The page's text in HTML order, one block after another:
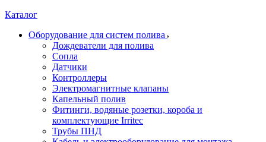
Каталог
Оборудование для систем полива
Дождеватели для полива
Сопла
Датчики
Контроллеры
Электромагнитные клапаны
Капельный полив
Фитинги, водяные розетки, короба и
комплектующие Irritec
Трубы ПНД